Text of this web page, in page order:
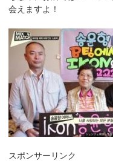
会えますよ！
スポンサーリンク